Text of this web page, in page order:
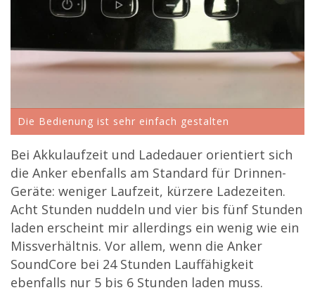
Die Bedienung ist sehr einfach gestalten
Bei Akkulaufzeit und Ladedauer orientiert sich
die Anker ebenfalls am Standard für Drinnen-
Geräte: weniger Laufzeit, kürzere Ladezeiten.
Acht Stunden nuddeln und vier bis fünf Stunden
laden erscheint mir allerdings ein wenig wie ein
Missverhältnis. Vor allem, wenn die Anker
SoundCore bei 24 Stunden Lauffähigkeit
ebenfalls nur 5 bis 6 Stunden laden muss.